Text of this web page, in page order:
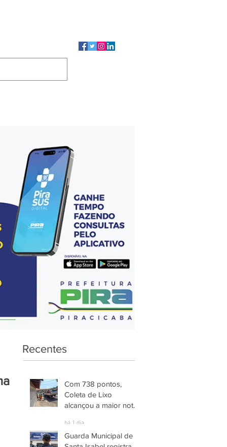
Recentes
Com 738 pontos,
Coleta de Lixo
alcançou a maior nota
avaliados em
Piracicaba
há 1 dia
Guarda Municipal de